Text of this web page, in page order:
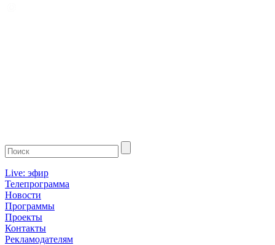
Live: эфир
Телепрограмма
Новости
Программы
Проекты
Контакты
Рекламодателям